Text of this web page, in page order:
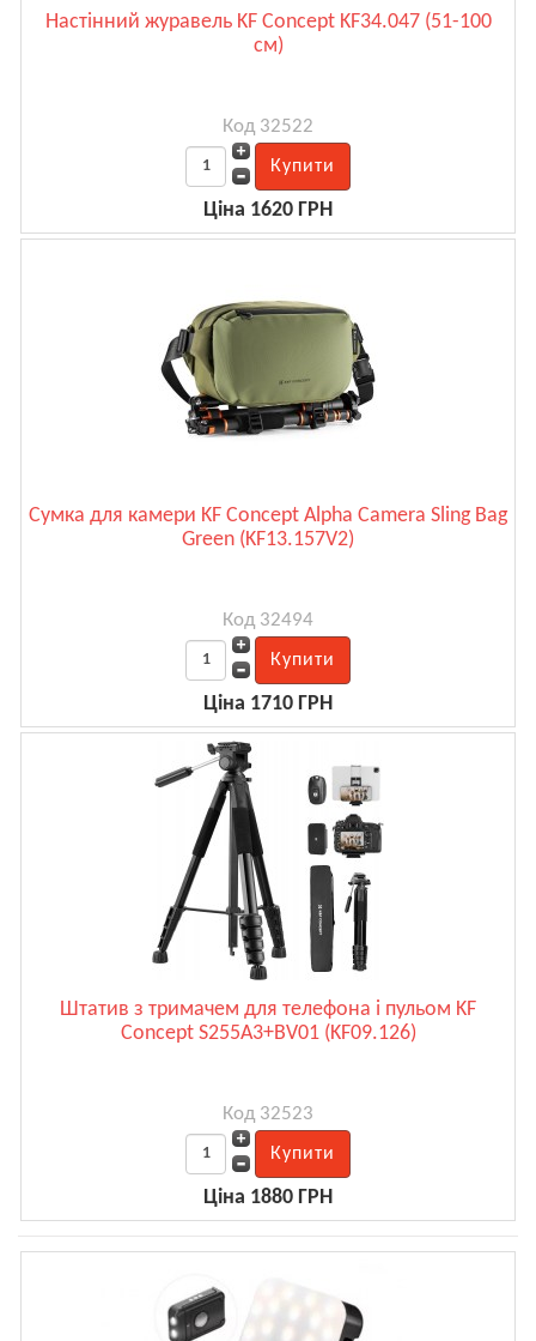
Настінний журавель KF Concept KF34.047 (51-100
см)
Код 32522
Ціна 1620 ГРН
Сумка для камери KF Concept Alpha Camera Sling Bag
Green (KF13.157V2)
Код 32494
Ціна 1710 ГРН
Штатив з тримачем для телефона і пульом KF
Concept S255A3+BV01 (KF09.126)
Код 32523
Ціна 1880 ГРН